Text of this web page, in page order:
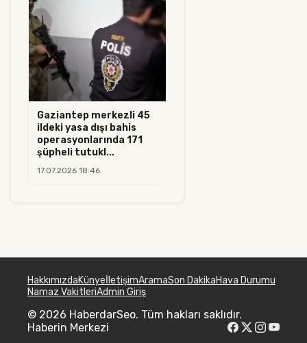
Gaziantep merkezli 45
ildeki yasa dışı bahis
operasyonlarında 171
şüpheli tutukl...
17.07.2026 18:46
HakkımızdaKünyeİletişimAramaSon DakikaHava Durumu
Namaz VakitleriAdmin Giriş
© 2026 HaberdarSeo. Tüm hakları saklıdır.
Haberin Merkezi